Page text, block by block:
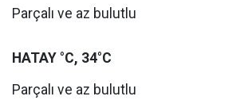
Parçalı ve az bulutlu
HATAY °C, 34°C
Parçalı ve az bulutlu